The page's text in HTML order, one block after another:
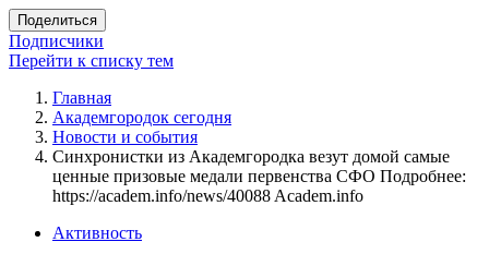
Поделиться
Подписчики
Перейти к списку тем
Главная
Академгородок сегодня
Новости и события
Синхронистки из Академгородка везут домой самые
ценные призовые медали первенства СФО Подробнее:
https://academ.info/news/40088 Academ.info
Активность